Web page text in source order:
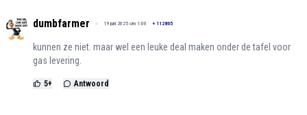
dumbfarmer 19 juni 2025 om 1:00 + 112805
kunnen ze niet. maar wel een leuke deal maken onder de tafel voor
gas levering.
5+ Antwoord